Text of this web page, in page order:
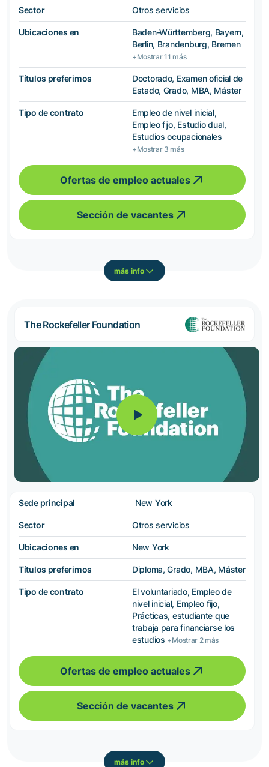
Sector Otros servicios
Ubicaciones en
Baden-Württemberg, Bayern,
Berlin, Brandenburg, Bremen
+Mostrar 11 más
Títulos preferimos
Doctorado, Examen oficial de
Estado, Grado, MBA, Máster
Tipo de contrato
Empleo de nivel inicial,
Empleo fijo, Estudio dual,
Estudios ocupacionales
+Mostrar 3 más
Ofertas de empleo actuales
Sección de vacantes
más info
The Rockefeller Foundation
Sede principal New York
Sector Otros servicios
Ubicaciones en New York
Títulos preferimos Diploma, Grado, MBA, Máster
Tipo de contrato
El voluntariado, Empleo de
nivel inicial, Empleo fijo,
Prácticas, estudiante que
trabaja para financiarse los
estudios +Mostrar 2 más
Ofertas de empleo actuales
Sección de vacantes
más info